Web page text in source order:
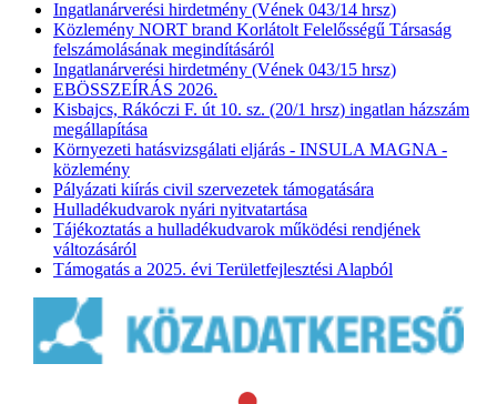
Ingatlanárverési hirdetmény (Vének 043/14 hrsz)
Közlemény NORT brand Korlátolt Felelősségű Társaság
felszámolásának megindításáról
Ingatlanárverési hirdetmény (Vének 043/15 hrsz)
EBÖSSZEÍRÁS 2026.
Kisbajcs, Rákóczi F. út 10. sz. (20/1 hrsz) ingatlan házszám
megállapítása
Környezeti hatásvizsgálati eljárás - INSULA MAGNA -
közlemény
Pályázati kiírás civil szervezetek támogatására
Hulladékudvarok nyári nyitvatartása
Tájékoztatás a hulladékudvarok működési rendjének
változásáról
Támogatás a 2025. évi Területfejlesztési Alapból